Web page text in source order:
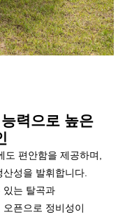
력으로 높은
편안함을 제공하며,
성을 발휘합니다.
있는 탈곡과
픈으로 정비성이